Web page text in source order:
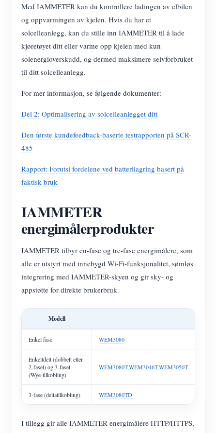
Med IAMMETER kan du kontrollere ladingen av elbilen
og oppvarmingen av kjelen. Hvis du har et
solcelleanlegg, kan du stille inn IAMMETER til å lade
kjøretøyet ditt eller varme opp kjelen med kun
solenergioverskudd, og dermed maksimere selvforbruket
til ditt solcelleanlegg.
For mer informasjon, se følgende dokumenter:
Del 2: Optimalisering av solcelleanlegget ditt
Den første kundefeedback-baserte testrapporten på SCR-
485
Rapport: Forutsi fordelene ved batterilagring basert på
faktisk bruk
IAMMETER
energimålerprodukter
IAMMETER tilbyr en-fase og tre-fase energimålere, som
alle er utstyrt med innebygd Wi-Fi-funksjonalitet, sømløs
integrering med IAMMETER-skyen og gir sky- og
appstøtte for direkte brukerbruk.
Modell
Enkel fase WEM3080
Enkeltdelt (dobbelt eller
2-faset) og 3-faset
(Wye-tilkobling)
WEM3080T,WEM3046T,WEM3050T
3-fase (deltatilkobling) WEM3080TD
I tillegg gir alle IAMMETER energimålere HTTP/HTTPS,